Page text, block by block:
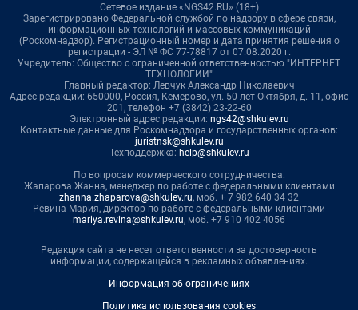
Сетевое издание «NGS42.RU» (18+)
Зарегистрировано Федеральной службой по надзору в сфере связи,
информационных технологий и массовых коммуникаций
(Роскомнадзор). Регистрационный номер и дата принятия решения о
регистрации - ЭЛ № ФС 77-78817 от 07.08.2020 г.
Учредитель: Общество с ограниченной ответственностью "ИНТЕРНЕТ
ТЕХНОЛОГИИ"
Главный редактор: Левчук Александр Николаевич
Адрес редакции: 650000, Россия, Кемерово, ул. 50 лет Октября, д. 11, офис
201, телефон +7 (3842) 23-22-60
Электронный адрес редакции: ngs42@shkulev.ru
Контактные данные для Роскомнадзора и государственных органов:
juristnsk@shkulev.ru
Техподдержка: help@shkulev.ru
По вопросам коммерческого сотрудничества:
Жапарова Жанна, менеджер по работе с федеральными клиентами
zhanna.zhaparova@shkulev.ru, моб. + 7 982 640 34 32
Ревина Мария, директор по работе с федеральными клиентами
mariya.revina@shkulev.ru, моб. +7 910 402 4056
Редакция сайта не несет ответственности за достоверность
информации, содержащейся в рекламных объявлениях.
Информация об ограничениях
Политика использования cookies